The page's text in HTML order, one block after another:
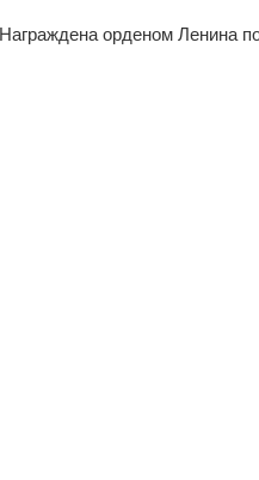
Награждена орденом Ленина